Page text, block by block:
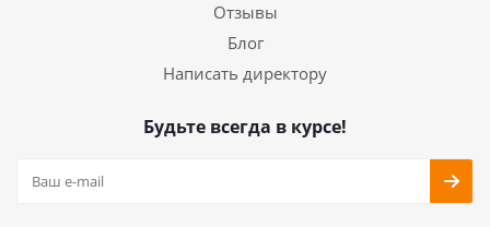
Отзывы
Блог
Написать директору
Будьте всегда в курсе!